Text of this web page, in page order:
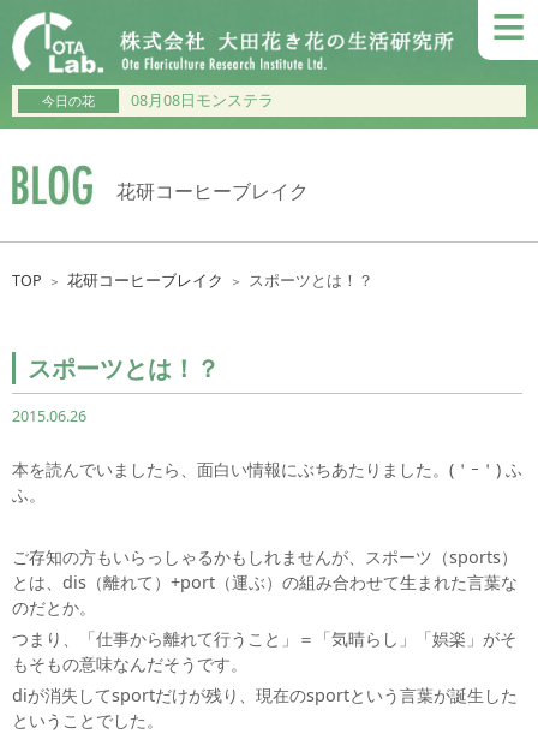
≡
今日の花 08月08日モンステラ
花研コーヒーブレイク
TOP ＞ 花研コーヒーブレイク ＞ スポーツとは！？
スポーツとは！？
2015.06.26
本を読んでいましたら、面白い情報にぶちあたりました。(＇ｰ＇) ふ
ふ。
ご存知の方もいらっしゃるかもしれませんが、スポーツ（sports）
とは、dis（離れて）+port（運ぶ）の組み合わせて生まれた言葉な
のだとか。
つまり、「仕事から離れて行うこと」＝「気晴らし」「娯楽」がそ
もそもの意味なんだそうです。
diが消失してsportだけが残り、現在のsportという言葉が誕生した
ということでした。